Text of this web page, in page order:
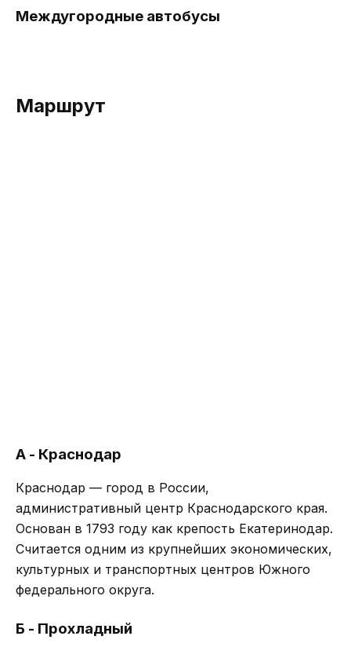
Междугородные автобусы
Маршрут
А - Краснодар
Краснодар — город в России,
административный центр Краснодарского края.
Основан в 1793 году как крепость Екатеринодар.
Считается одним из крупнейших экономических,
культурных и транспортных центров Южного
федерального округа.
Б - Прохладный